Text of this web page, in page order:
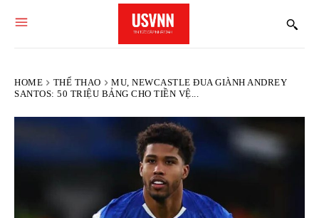
HOME THỂ THAO
MU, NEWCASTLE ĐUA GIÀNH ANDREY
SANTOS: 50 TRIỆU BẢNG CHO TIỀN VỆ...